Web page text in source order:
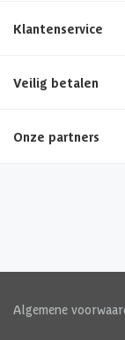
Klantenservice
Veilig betalen
Onze partners
Algemene